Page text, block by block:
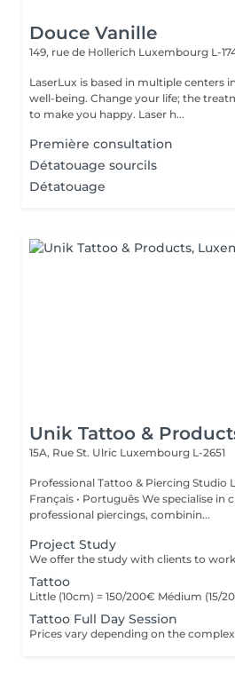
Douce Vanille
149, rue de Hollerich Luxembourg L-
LaserLux is based in multiple centers
well-being. Change your life; the
to make you happy. Laser h...
Première consultation
Détatouage sourcils
Détatouage
Unik Tattoo &
15A, Rue St. Ulric Luxembourg L-2651
Professional Tattoo & Piercing Studio Languages: English •
Français • Português We specialise in custom tattoos and
professional piercings, combinin...
Project Study
Tattoo
Tattoo Full Day Session